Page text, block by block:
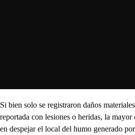
Si bien solo se registraron daños
reportada con lesiones o heridas, la
en despejar el local del humo generado